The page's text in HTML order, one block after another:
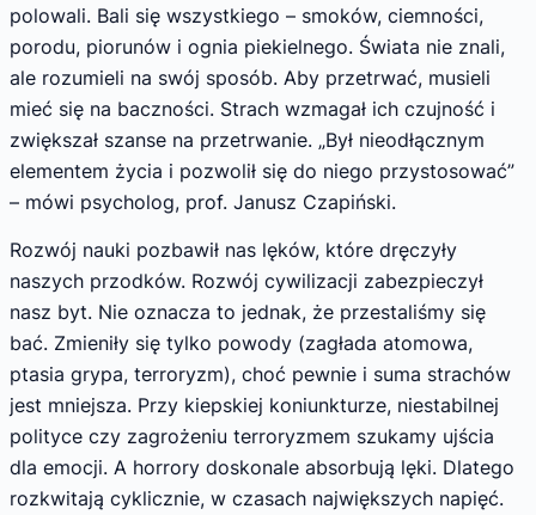
polowali. Bali się wszystkiego – smoków, ciemności,
porodu, piorunów i ognia piekielnego. Świata nie znali,
ale rozumieli na swój sposób. Aby przetrwać, musieli
mieć się na baczności. Strach wzmagał ich czujność i
zwiększał szanse na przetrwanie. „Był nieodłącznym
elementem życia i pozwolił się do niego przystosować”
– mówi psycholog, prof. Janusz Czapiński.
Rozwój nauki pozbawił nas lęków, które dręczyły
naszych przodków. Rozwój cywilizacji zabezpieczył
nasz byt. Nie oznacza to jednak, że przestaliśmy się
bać. Zmieniły się tylko powody (zagłada atomowa,
ptasia grypa, terroryzm), choć pewnie i suma strachów
jest mniejsza. Przy kiepskiej koniunkturze, niestabilnej
polityce czy zagrożeniu terroryzmem szukamy ujścia
dla emocji. A horrory doskonale absorbują lęki. Dlatego
rozkwitają cyklicznie, w czasach największych napięć.